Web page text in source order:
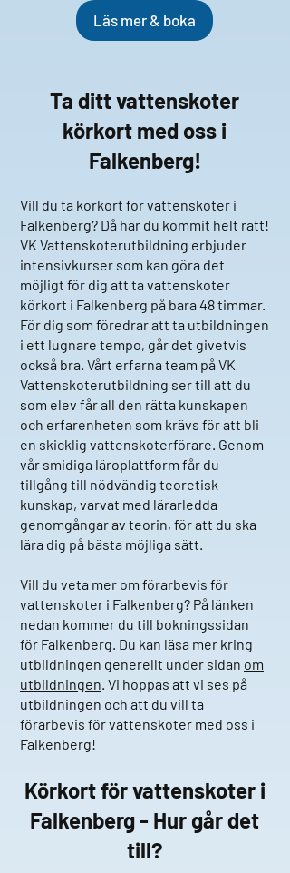
Läs mer & boka
Ta ditt vattenskoter
körkort med oss i
Falkenberg!
Vill du ta körkort för vattenskoter i
Falkenberg? Då har du kommit helt rätt!
VK Vattenskoterutbildning erbjuder
intensivkurser som kan göra det
möjligt för dig att ta vattenskoter
körkort i Falkenberg på bara 48 timmar.
För dig som föredrar att ta utbildningen
i ett lugnare tempo, går det givetvis
också bra. Vårt erfarna team på VK
Vattenskoterutbildning ser till att du
som elev får all den rätta kunskapen
och erfarenheten som krävs för att bli
en skicklig vattenskoterförare. Genom
vår smidiga läroplattform får du
tillgång till nödvändig teoretisk
kunskap, varvat med lärarledda
genomgångar av teorin, för att du ska
lära dig på bästa möjliga sätt.
Vill du veta mer om förarbevis för
vattenskoter i Falkenberg? På länken
nedan kommer du till bokningssidan
för Falkenberg. Du kan läsa mer kring
utbildningen generellt under sidan om
utbildningen. Vi hoppas att vi ses på
utbildningen och att du vill ta
förarbevis för vattenskoter med oss i
Falkenberg!
Körkort för vattenskoteri
Falkenberg- Hur går det
till?